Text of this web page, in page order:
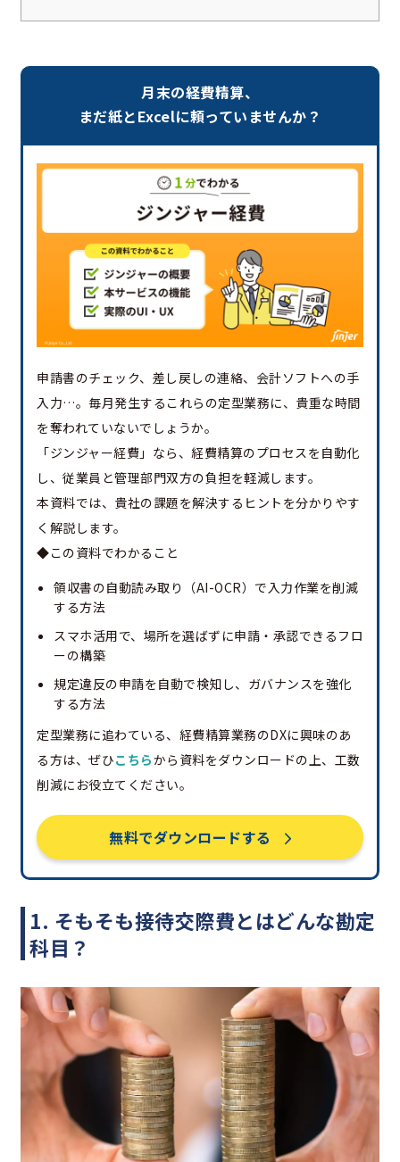
月末の経費精算、
まだ紙とExcelに頼っていませんか？
申請書のチェック、差し戻しの連絡、会計ソフトへの手
入力…。毎月発生するこれらの定型業務に、貴重な時間
を奪われていないでしょうか。
「ジンジャー経費」なら、経費精算のプロセスを自動化
し、従業員と管理部門双方の負担を軽減します。
本資料では、貴社の課題を解決するヒントを分かりやす
く解説します。
◆この資料でわかること
領収書の自動読み取り（AI-OCR）で入力作業を削減
する方法
スマホ活用で、場所を選ばずに申請・承認できるフロ
ーの構築
規定違反の申請を自動で検知し、ガバナンスを強化
する方法
定型業務に追わている、経費精算業務のDXに興味のあ
る方は、ぜひこちらから資料をダウンロードの上、工数
削減にお役立てください。
無料でダウンロードする
1. そもそも接待交際費とはどんな勘定
科目？